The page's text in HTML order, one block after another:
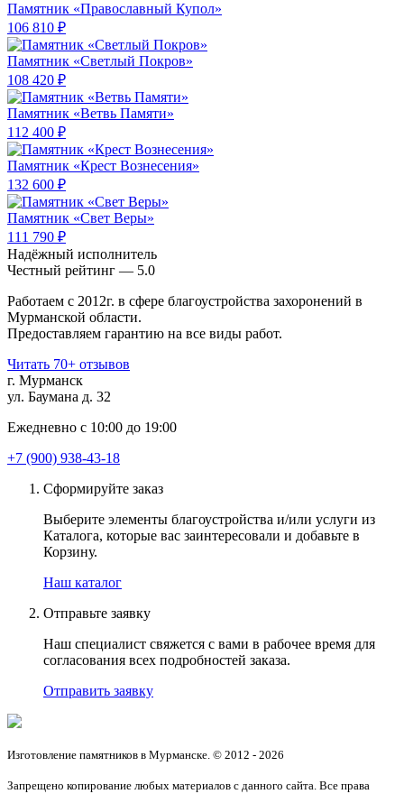
Памятник «Православный Купол»
106 810 ₽
Памятник «Светлый Покров»
108 420 ₽
Памятник «Ветвь Памяти»
112 400 ₽
Памятник «Крест Вознесения»
132 600 ₽
Памятник «Свет Веры»
111 790 ₽
Надёжный исполнитель
Чеcтный рейтинг — 5.0
Работаем с 2012г. в сфере благоустройства захоронений в
Мурманской области.
Предоставляем гарантию на все виды работ.
Читать 70+ отзывов
г. Мурманск
ул. Баумана д. 32
Ежедневно с 10:00 до 19:00
+7 (900) 938-43-18
Сформируйте заказ
Выберите элементы благоустройства и/или услуги из
Каталога, которые вас заинтересовали и добавьте в
Корзину.
Наш каталог
Отправьте заявку
Наш специалист свяжется с вами в рабочее время для
согласования всех подробностей заказа.
Отправить заявку
Изготовление памятников в Мурманске. © 2012 - 2026
Запрещено копирование любых материалов с данного сайта. Все права